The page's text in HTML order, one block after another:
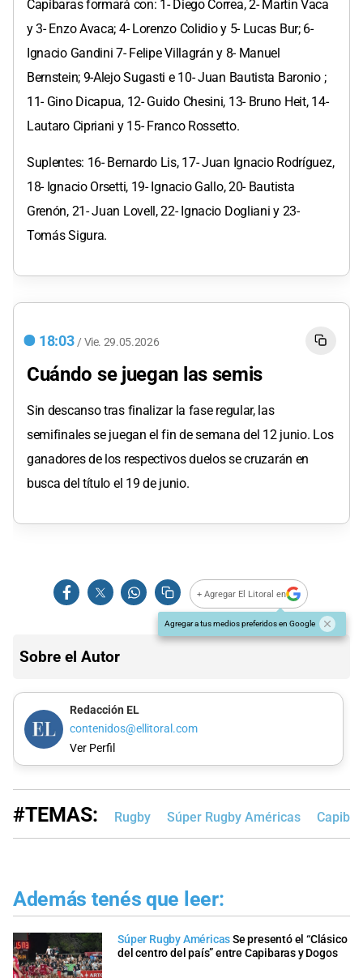
Capibaras formará con: 1- Diego Correa, 2- Martín Vaca
y 3- Enzo Avaca; 4- Lorenzo Colidio y 5- Lucas Bur; 6-
Ignacio Gandini 7- Felipe Villagrán y 8- Manuel
Bernstein; 9-Alejo Sugasti e 10- Juan Bautista Baronio ;
11- Gino Dicapua, 12- Guido Chesini, 13- Bruno Heit, 14-
Lautaro Cipriani y 15- Franco Rossetto.
Suplentes: 16- Bernardo Lis, 17- Juan Ignacio Rodríguez,
18- Ignacio Orsetti, 19- Ignacio Gallo, 20- Bautista
Grenón, 21- Juan Lovell, 22- Ignacio Dogliani y 23-
Tomás Sigura.
18:03 / Vie. 29.05.2026
Cuándo se juegan las semis
Sin descanso tras finalizar la fase regular, las
semifinales se juegan el fin de semana del 12 junio. Los
ganadores de los respectivos duelos se cruzarán en
busca del título el 19 de junio.
+ Agregar El Litoral en
Agregar a tus medios preferidos en Google
Sobre el Autor
Redacción EL
contenidos@ellitoral.com
Ver Perfil
#TEMAS: Rugby Súper Rugby Américas
Además tenés que leer:
Súper Rugby AméricasSe presentó el “Clásico
del centro del país” entre Capibaras y Dogos